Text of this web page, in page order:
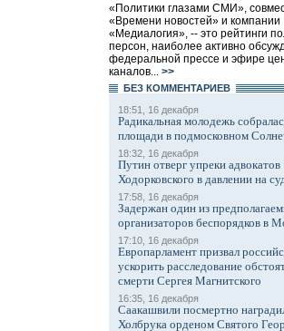
«Политики глазами СМИ»,
«Времени новостей» и компании
«Медиалогия», -- это рейтинги
персон, наиболее активно
федеральной прессе и эфире
каналов... >>
БЕЗ КОМMЕНТАРИЕВ
18:51, 16 декабря
Радикальная молодежь
площади в подмосковном
18:32, 16 декабря
Путин отверг упреки адвокатов
Ходорковского в давлении на
17:58, 16 декабря
Задержан один из
организаторов беспорядков в
17:10, 16 декабря
Европарламент призвал
ускорить расследование
смерти Сергея Магнитского
16:35, 16 декабря
Саакашвили посмертно
Холбрука орденом Святого